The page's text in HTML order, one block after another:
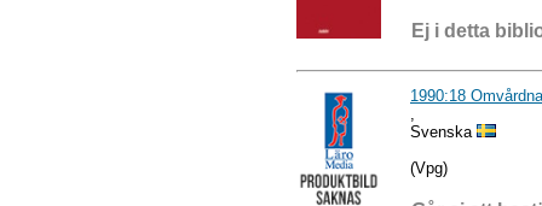
Ej i detta
1990:18
Svenska
(Vpg)